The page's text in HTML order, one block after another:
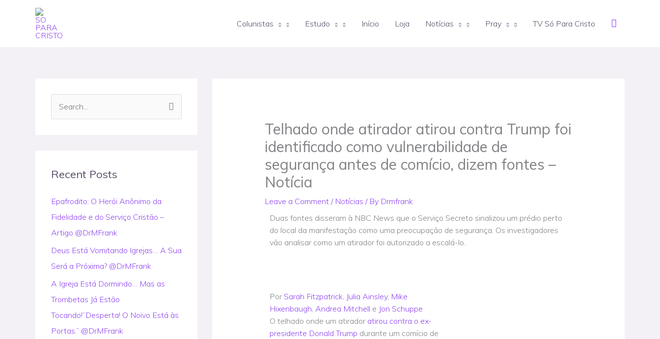
Colunistas Estudo Início Loja Notícias Pray TV Só Para Cristo Search
c
f
o
r
Recent Posts
Epafrodito: O Herói Anônimo da
Fidelidade e do Serviço Cristão –
Artigo @DrMFrank
Deus Está Vomitando Igrejas… A Sua
Será a Próxima? @DrMFrank
A Igreja Está Dormindo… Mas as
Trombetas Já Estão
Tocando!”Desperta! O Noivo Está às
Portas.” @DrMFrank
Telhado onde atirador atirou contra Trump foi
identificado como vulnerabilidade de
segurança antes de comício, dizem fontes –
Notícia
Leave a Comment / Notícias / By Drmfrank
Duas fontes disseram à NBC News que o Serviço Secreto sinalizou um prédio perto
do local da manifestação como uma preocupação de segurança. Os investigadores
vão analisar como um atirador foi autorizado a escalá-lo.
Por Sarah Fitzpatrick, Julia Ainsley, Mike
Hixenbaugh, Andrea Mitchell e Jon Schuppe
O telhado onde um atirador atirou contra o ex-
presidente Donald Trump durante um comício de